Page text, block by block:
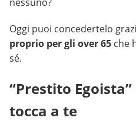
Oggi puoi concedertelo
proprio per gli over 65 che
sé.
“Prestito
tocca a te